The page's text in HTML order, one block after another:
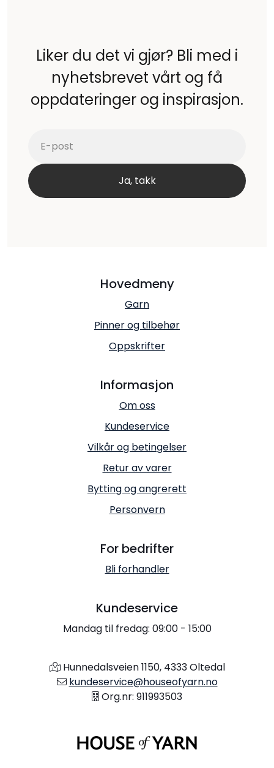
Liker du det vi gjør? Bli med i
nyhetsbrevet vårt og få
oppdateringer og inspirasjon.
Hovedmeny
Garn
Pinner og tilbehør
Oppskrifter
Informasjon
Om oss
Kundeservice
Vilkår og betingelser
Retur av varer
Bytting og angrerett
Personvern
For bedrifter
Bli forhandler
Kundeservice
Mandag til fredag: 09:00 - 15:00
Hunnedalsveien 1150, 4333 Oltedal
kundeservice@houseofyarn.no
Org.nr: 911993503